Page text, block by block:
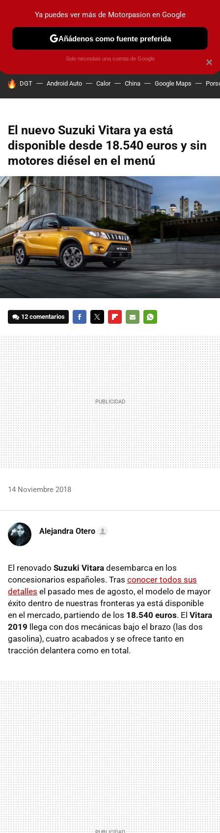
PRUEBAS COCHES ELÉCTRICOS OBSERVATORIO
HOY SE HABLA DE
DGT Android Auto Calor China Google Maps
El nuevo Suzuki Vitara ya está
disponible desde 18.540 euros y sin
motores diésel en el menú
12 comentarios
MAIL
14 Noviembre 2018
Alejandra Otero
El renovado Suzuki Vitara desembarca en los
concesionarios españoles. Tras conocer todos sus
detalles el pasado mes de agosto, el modelo de mayor
éxito dentro de nuestras fronteras ya está disponible
en el mercado, partiendo de los 18.540 euros. El Vitara
2019 llega con dos mecánicas bajo el brazo (las dos
gasolina), cuatro acabados y se ofrece tanto en
tracción delantera como en total.
×
Ya puedes ver más de Motorpasion en Google
Añádenos como fuente preferida
Solo necesitas una cuenta de Google